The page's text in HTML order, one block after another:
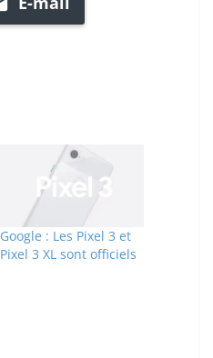
Google : Les Pixel 3 et
Pixel 3 XL sont officiels